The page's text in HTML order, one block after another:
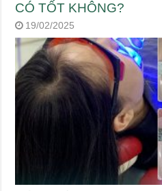
CÓ TỐT KHÔNG?
19/02/2025